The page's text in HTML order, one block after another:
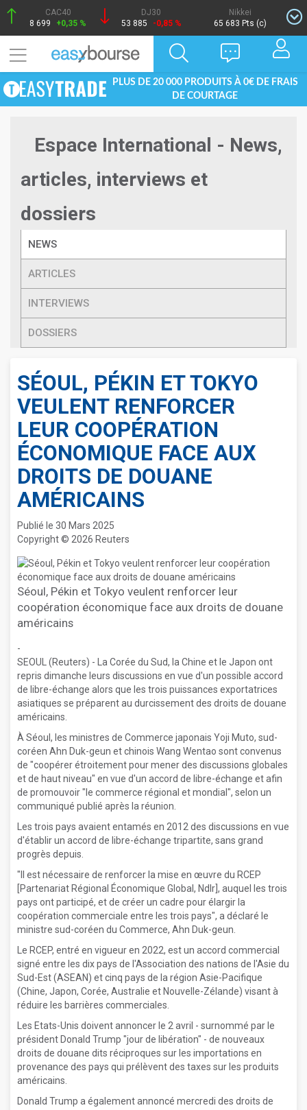
CAC40
8 699
+0,35 %
DJ30
53 885
-0,85 %
Nikkei
65 683 Pts (c)
PLUS DE 20 000 PRODUITS À 0€ DE FRAIS
DE COURTAGE
Espace International - News,
articles, interviews et
dossiers
NEWS
ARTICLES
INTERVIEWS
DOSSIERS
SÉOUL, PÉKIN ET TOKYO
VEULENT RENFORCER
LEUR COOPÉRATION
ÉCONOMIQUE FACE AUX
DROITS DE DOUANE
AMÉRICAINS
Publié le 30 Mars 2025
Copyright © 2026 Reuters
Séoul, Pékin et Tokyo veulent renforcer leur
coopération économique face aux droits de douane
américains
-
SEOUL (Reuters) - La Corée du Sud, la Chine et le Japon ont
repris dimanche leurs discussions en vue d'un possible accord
de libre-échange alors que les trois puissances exportatrices
asiatiques se préparent au durcissement des droits de douane
américains.
À Séoul, les ministres de Commerce japonais Yoji Muto, sud-
coréen Ahn Duk-geun et chinois Wang Wentao sont convenus
de "coopérer étroitement pour mener des discussions globales
et de haut niveau" en vue d'un accord de libre-échange et afin
de promouvoir "le commerce régional et mondial", selon un
communiqué publié après la réunion.
Les trois pays avaient entamés en 2012 des discussions en vue
d'établir un accord de libre-échange tripartite, sans grand
progrès depuis.
"Il est nécessaire de renforcer la mise en œuvre du RCEP
[Partenariat Régional Économique Global, Ndlr], auquel les trois
pays ont participé, et de créer un cadre pour élargir la
coopération commerciale entre les trois pays", a déclaré le
ministre sud-coréen du Commerce, Ahn Duk-geun.
Le RCEP, entré en vigueur en 2022, est un accord commercial
signé entre les dix pays de l'Association des nations de l'Asie du
Sud-Est (ASEAN) et cinq pays de la région Asie-Pacifique
(Chine, Japon, Corée, Australie et Nouvelle-Zélande) visant à
réduire les barrières commerciales.
Les Etats-Unis doivent annoncer le 2 avril - surnommé par le
président Donald Trump "jour de libération" - de nouveaux
droits de douane dits réciproques sur les importations en
provenance des pays qui prélèvent des taxes sur les produits
américains.
Donald Trump a également annoncé mercredi des droits de